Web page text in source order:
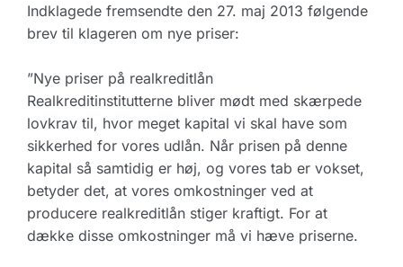
Indklagede fremsendte den 27. maj 2013 følgende
brev til klageren om nye priser:
”Nye priser på realkreditlån
Realkreditinstitutterne bliver mødt med skærpede
lovkrav til, hvor meget kapital vi skal have som
sikkerhed for vores udlån. Når prisen på denne
kapital så samtidig er høj, og vores tab er vokset,
betyder det, at vores omkostninger ved at
producere realkreditlån stiger kraftigt. For at
dække disse omkostninger må vi hæve priserne.